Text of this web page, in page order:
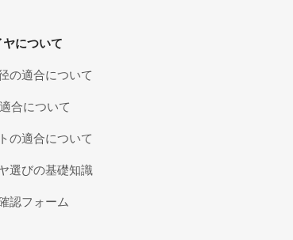
ヤについて
の適合について
合について
の適合について
選びの基礎知識
認フォーム